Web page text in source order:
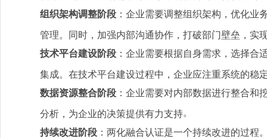
组织架构调整阶段 ：企业需要调整组织架构，优化
管理。同时，加强内部沟通协作，打破部门壁垒，实
技术平台建设阶段 ：企业需要根据自身需求，选择合
集成。在技术平台建设过程中，企业应注重系统的稳
数据资源整合阶段 ：企业需要对内部数据进行整合
分析，为企业的决策提供有力支持。
持续改进阶段 ：两化融合认证是一个持续改进的过